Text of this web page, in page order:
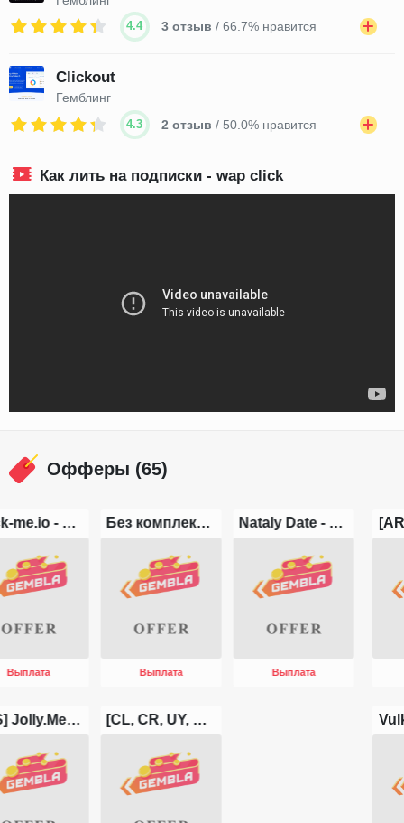
4.4 3 отзыв / 66.7% нравится
Clickout
Гемблинг
4.3 2 отзыв / 50.0% нравится
Как лить на подписки - wap click
Офферы (65)
[AR, EC, GT, DO, HN, PA, PE, SV] - Loveeto - PPL 25+
Выплата
Loverace Adult - CPL
Выплата
Loverace Mainstream - CPL
Выплата
Vulkan Vegas Youtube (PL DE AT NO DK RO HU GR CA)